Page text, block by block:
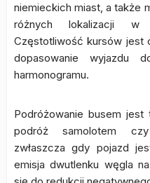
niemieckich miast, a także
różnych lokalizacji w
Częstotliwość kursów jest
dopasowanie wyjazdu
harmonogramu.
Podróżowanie busem
podróż samolotem
zwłaszcza gdy pojazd
emisja dwutlenku węgla